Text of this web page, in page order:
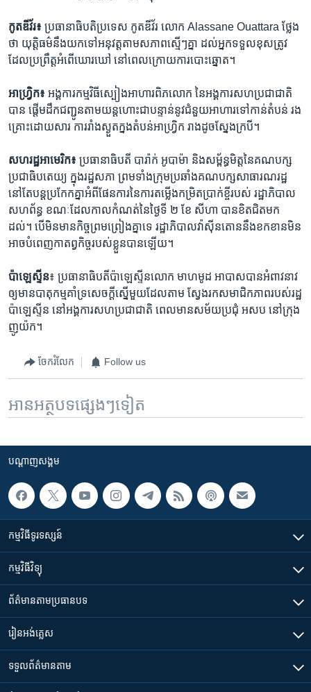
កូតឌីវ័រ៖ ប្រធានាធិបតិ​ប្រទេស ​កូតឌីវ័រ​ លោក ​Alassane ​Ouattara ​ថ្លែង​
ថា​ យុត្ដិធម៌​នឹង​យក​ទៅ​អនុវត្ដ​តាម​សភាព​ស្មើៗ​គ្នា​ ដល់​អ្នក​ទទួល​ខុស​ត្រូវ ​
ដែល​ប្រព្រឹត្ដ​អំពើ​ឃោរឃៅ ​នៅ​ពេល​ក្រោយ​ការ​បោះឆ្នោត។
អាហ្វ្រិក៖ អង្គការ​កម្មវិធី​ស្បៀង​អាហារ​ពិភ​លោក នៃ​អង្គការ​សហប្រជាជាតិ ​
បាន​ ផ្ដើម​ដឹក​ជញ្ជូន​តាម​យន្ដហោះ​ជា​បន្ទាន់​នូវ​ជំនួយ​អាហារ​ទៅ​កាន់​តំបន់​ រង
គ្រោះ​ដោយសារ ​ការ​រាំងស្ងួត​ក្នង​តំបន់​អាហ្វ្រិក​ រាង​ដូច​ស្នែង​ក្របី។
សហរដ្ឋ​អាមេរិក៖ ប្រធានាធិបតី បារ៉ាក់ អូបាម៉ា និង​សម្ព័ន្ធមិត្ដ​នៃ​គណបក្ស​
ប្រជាធិបតេយ្យ​ ក្នុង​រដ្ឋសភា ព្រម​ទាំង​ក្រុម​ប្រឆាំង​គណបក្ស​សាធារណរដ្ឋ
នៅ​តែ​បន្ដ​ប្រកែក​គ្នា​អំពី​ផែនការ​នៃ​ការ​តម្លើង​កម្រិត​ប្រាក់​ខ្ចី​របស់ ​រដ្ឋាភិបាល​
សហព័ន្ធ ខណៈ​ដែល​កាល​កំណត់នៃថ្ងៃទី ២ ខែ សីហា បានខិត​ជិតមក​
ដល់។ បើ​មិន​មាន​កិច្ច​ព្រមព្រៀង​គ្នា​ទេ រដ្ឋាភិបាល​វ៉ាស៊ីនតោន​នឹង​ខកខាន​មិន​
អាច​បំពេញ​កាតព្វកិច្ច​របស់​ខ្លួន​បាន​ឡើយ។
ប៉ាឡេស្ទីន៖ ប្រធានាធិបតី​ប៉ាឡេស្ទីន​លោក មាហមូដ អាបាស​បាន​អំពាវនាវ​
ឲ្យ​មាន​បាតុកម្ម​គាំទ្រ​សេចក្ដី​ស្នើ​មួយ​ដែល​តាម​ ស្វែង​រក​សមាជិកភាព​របស់រដ្ឋ​
ប៉ាឡេស្ទីន នៅ​អង្គការ​សហប្រជាជាតិ ពេល​មាន​សម័យ​ប្រជុំ អសប នៅ​ក្រុង​
ញូយ៉ក។
ចែករំលែក Follow us
អានអត្ថបទផ្សេងៗទៀត
បណ្តាញ​សង្គម
កម្មវិធី​ទូរទស្សន៍
កម្មវិធី​វិទ្យុ
ព័ត៌មាន​តាមប្រធានបទ​
រៀន​​អង់គ្លេស
ទទួល​ព័ត៌មាន​តាម